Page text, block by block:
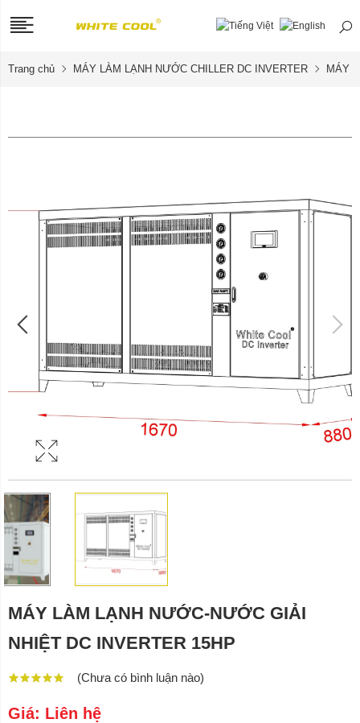
Trang chủ MÁY LÀM LẠNH NƯỚC CHILLER DC INVERTER MÁY
MÁY LÀM LẠNH NƯỚC-NƯỚC GIẢI
NHIỆT DC INVERTER 15HP
(Chưa có bình luận nào)
Giá: Liên hệ